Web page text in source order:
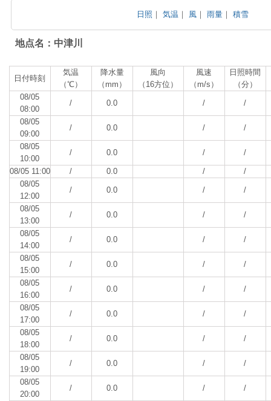
日照 ｜気温 ｜ 風 ｜雨量 ｜積雪
地点名：中津川
日付時刻
気温
（℃）
降水量
（mm）
風向
（16方位）
風速
（m/s）
日照時間
（分）
08/05
08:00
/ 0.0 / /
08/05
09:00
/ 0.0 / /
08/05
10:00
/ 0.0 / /
08/05 11:00 / 0.0 /
/
08/05
12:00
/ 0.0 / /
08/05
13:00
/ 0.0 / /
08/05
14:00
/ 0.0 / /
08/05
15:00
/ 0.0 / /
08/05
16:00
/ 0.0 / /
08/05
17:00
/ 0.0 / /
08/05
18:00
/ 0.0 / /
08/05
19:00
/ 0.0 / /
08/05
20:00
/ 0.0 / /